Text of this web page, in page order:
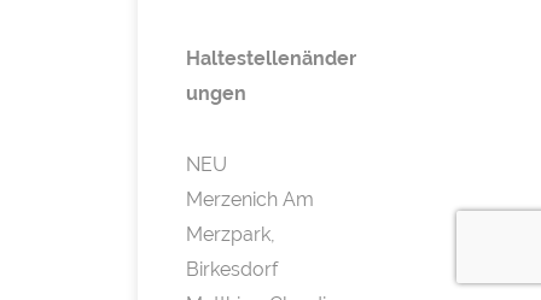
Haltestellenänder
ungen
NEU
Merzenich Am
Merzpark,
Birkesdorf